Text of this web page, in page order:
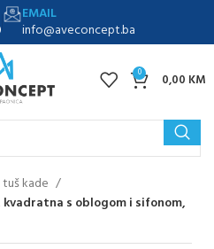
EMAIL
info@aveconcept.ba
0 0,00 KM
kade
kvadratna s oblogom i sifonom,